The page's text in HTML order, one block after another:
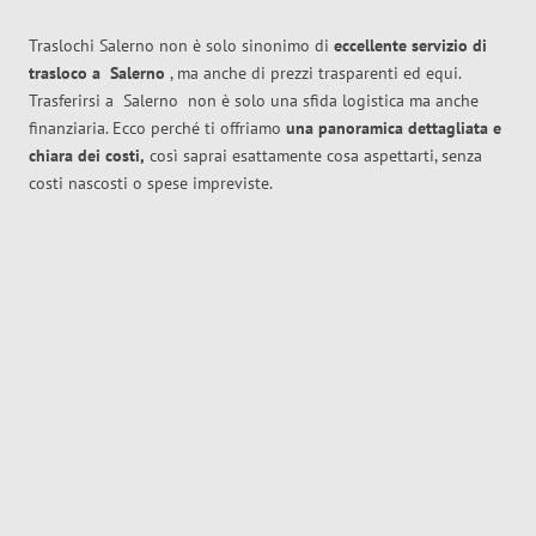
Traslochi Salerno non è solo sinonimo di eccellente servizio di
trasloco a Salerno , ma anche di prezzi trasparenti ed equi.
Trasferirsi a Salerno non è solo una sfida logistica ma anche
finanziaria. Ecco perché ti offriamo una panoramica dettagliata e
chiara dei costi, così saprai esattamente cosa aspettarti, senza
costi nascosti o spese impreviste.